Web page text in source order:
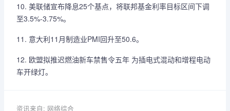
10. 美联储宣布降息25个基点，将联邦基金利率目标区间下调
至3.5%-3.75%。
11. 意大利11月制造业PMI回升至50.6。
12. 欧盟拟推迟燃油新车禁售令五年 为插电式混动和增程电动
车开绿灯。
资讯来自: 网络综合